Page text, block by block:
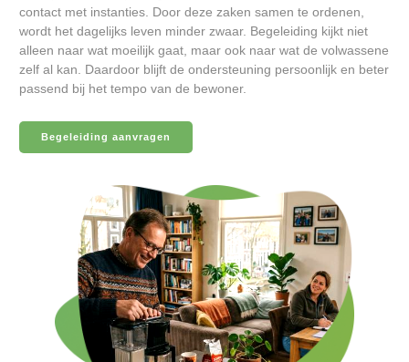
contact met instanties. Door deze zaken samen te ordenen,
wordt het dagelijks leven minder zwaar. Begeleiding kijkt niet
alleen naar wat moeilijk gaat, maar ook naar wat de volwassene
zelf al kan. Daardoor blijft de ondersteuning persoonlijk en beter
passend bij het tempo van de bewoner.
Begeleiding aanvragen